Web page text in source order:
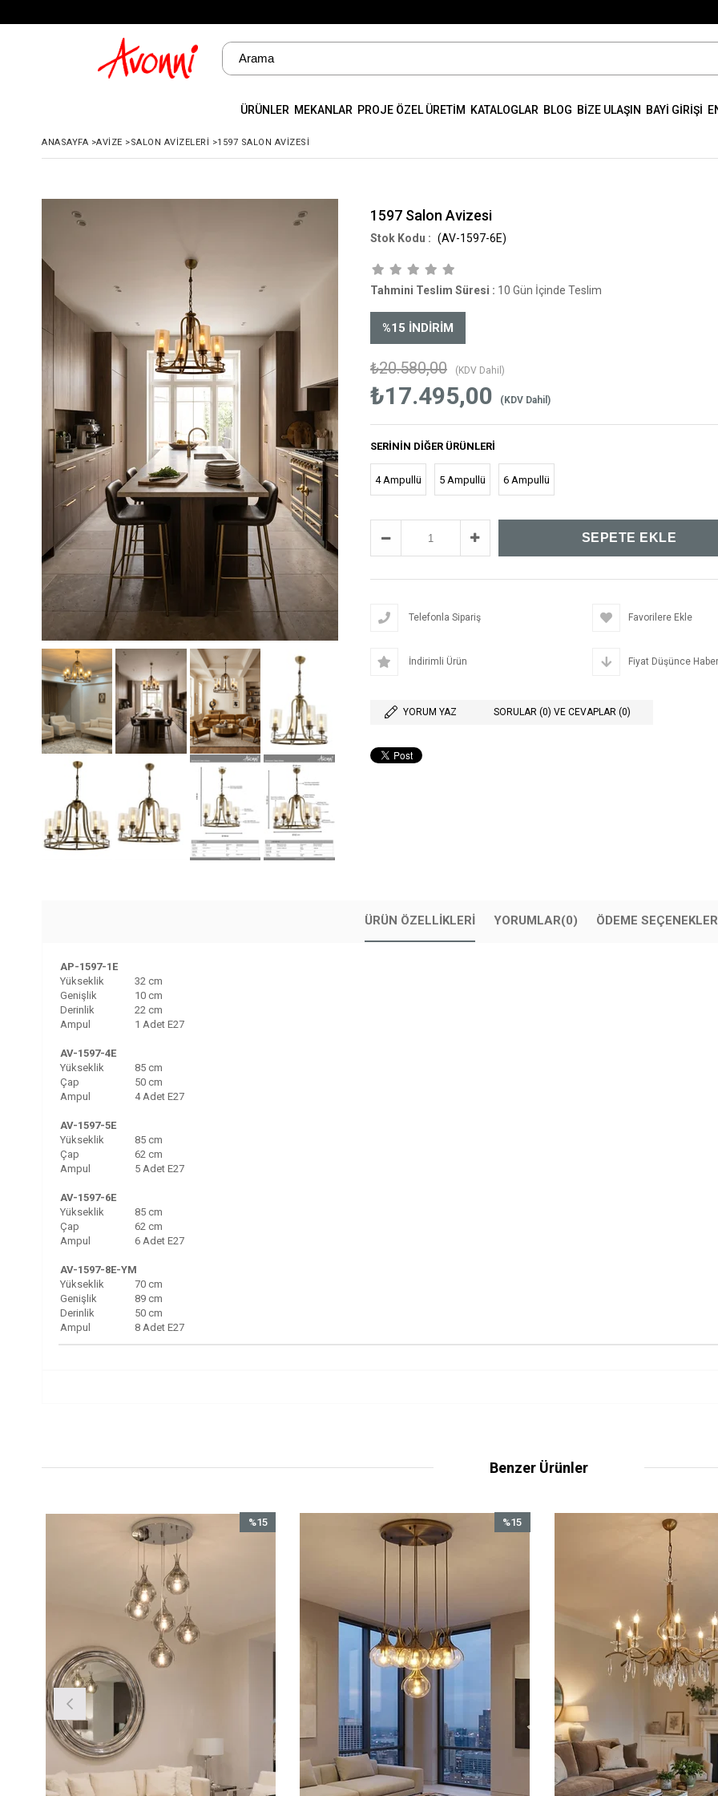
ÜRÜNLER MEKANLAR PROJE ÖZEL ÜRETİM KATALOGLAR BLOG BİZE ULAŞIN BAYİ GİRİŞİ
ANASAYFA >AVIZE >SALON AVIZELERI >1597 SALON AVIZESI
1597 Salon Avizesi
(AV-1597-6E)
Tahmini Teslim Süresi : 10 Gün İçinde Teslim
%15 İNDIRIM
₺20.580,00 (KDV Dahil)
₺17.495,00 (KDV Dahil)
SERININ DIĞER ÜRÜNLERI
4 Ampullü 5 Ampullü 6 Ampullü
Telefonla Sipariş Favorilere Ekle
İndirimli Ürün Fiyat Düşünce
YORUM YAZ SORULAR (0) VE CEVAPLAR (0)
ÜRÜN ÖZELLIKLERI YORUMLAR(0) ÖDEME
AP-1597-1E
Yükseklik
32 cm
Genişlik
10 cm
Derinlik
22 cm
Ampul
1 Adet E27
AV-1597-4E
Yükseklik
85 cm
Çap
50 cm
Ampul
4 Adet E27
AV-1597-5E
Yükseklik
85 cm
Çap
62 cm
Ampul
5 Adet E27
AV-1597-6E
Yükseklik
85 cm
Çap
62 cm
Ampul
6 Adet E27
AV-1597-8E-YM
Yükseklik
70 cm
Genişlik
89 cm
Derinlik
50 cm
Ampul
8 Adet E27
Benzer Ürünler
%15
İndirim
%15İndirim
%15
İndirim
%15
İndirim
%15İndirim